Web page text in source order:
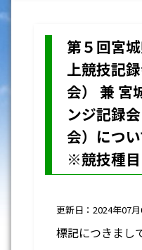
第５回宮
上競技記
会） 兼 宮
ンジ記録
会）につ
※競技種
更新日：2024年07
標記につきまし